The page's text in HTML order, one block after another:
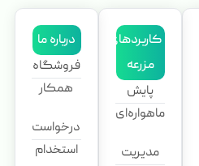
کاربردهای
مزرعه
پایش
ماهواره‌ای
مدیریت
درباره ما
فروشگاه
همکار
درخواست
استخدام